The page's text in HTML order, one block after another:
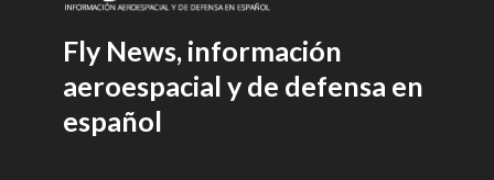
Fly News, información
aeroespacial y de defensa en
español